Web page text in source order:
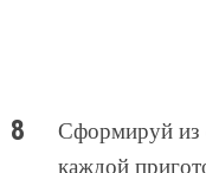
Сформируй из
каждой